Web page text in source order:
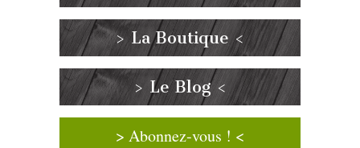
> La Boutique <
> Le Blog <
> Abonnez-vous ! <